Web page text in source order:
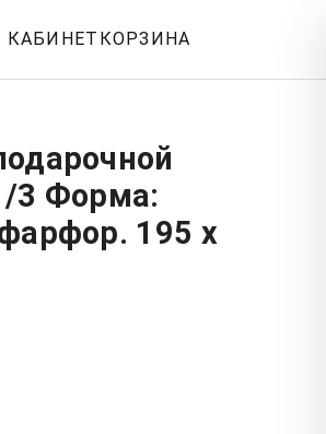
КАБИНЕТ КОРЗИНА
3 Форма:
195 x